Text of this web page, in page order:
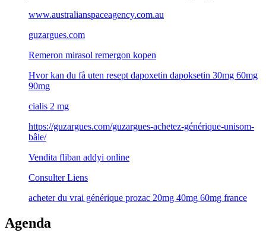
www.australianspaceagency.com.au
guzargues.com
Remeron mirasol remergon kopen
Hvor kan du få uten resept dapoxetin dapoksetin 30mg 60mg
90mg
cialis 2 mg
https://guzargues.com/guzargues-achetez-générique-unisom-
bâle/
Vendita fliban addyi online
Consulter Liens
acheter du vrai générique prozac 20mg 40mg 60mg france
Agenda